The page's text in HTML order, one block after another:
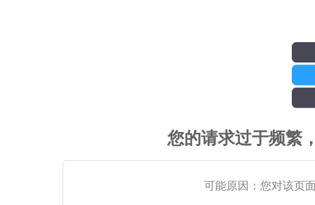
您的请求过于频繁
可能原因：您对该页